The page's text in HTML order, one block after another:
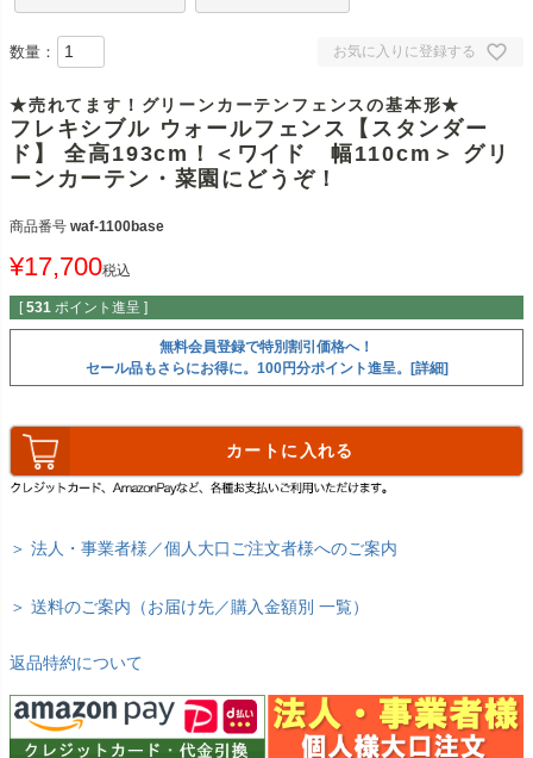
お気に入りに登録する
数量：
★売れてます！グリーンカーテンフェンスの基本形★
フレキシブル ウォールフェンス【スタンダー
ド】 全高193cm！＜ワイド 幅110cm＞ グリ
ーンカーテン・菜園にどうぞ！
商品番号 waf-1100base
¥17,700税込
[ 531 ポイント進呈 ]
無料会員登録で特別割引価格へ！
セール品もさらにお得に。100円分ポイント進呈。[詳細]
カートに入れる
＞ 法人・事業者様／個人大口ご注文者様へのご案内
＞ 送料のご案内（お届け先／購入金額別 一覧）
返品特約について